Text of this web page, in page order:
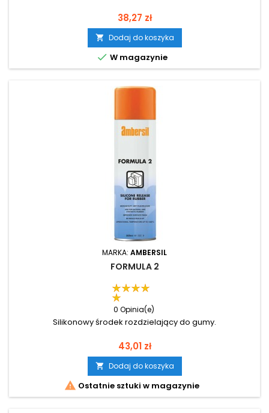
Cena
38,27 zł
 Dodaj do koszyka
 W magazynie
MARKA: AMBERSIL
FORMULA 2
0 Opinia(e)
Silikonowy środek rozdzielający do gumy.
Cena
43,01 zł
 Dodaj do koszyka
 Ostatnie sztuki w magazynie